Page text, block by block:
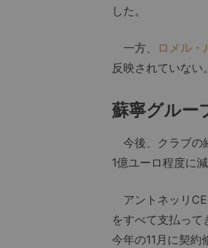
した。
一方、 ロメル・
反映されていない。
蘇寧グルー
今後、クラブの
1億ユーロ程度に
アントネッリ
をすべて支払って
今年の11月に契